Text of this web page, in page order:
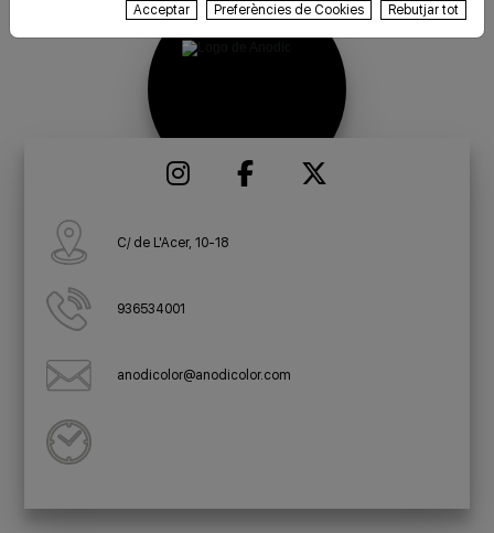
C/ de L'Acer, 10-18
936534001
anodicolor@anodicolor.com
Acceptar Preferències de Cookies Rebutjar tot